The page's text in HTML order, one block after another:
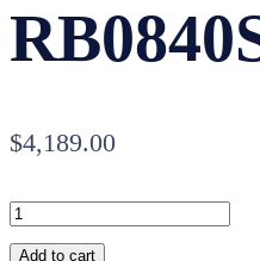
$4,189.00
RB0840S
901/31
Add to cart